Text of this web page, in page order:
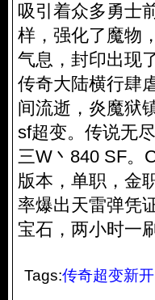
吸引着众多勇士
样，强化了魔物
气息，封印出现
传奇大陆横行肆
间流逝，炎魔狱
sf超变。传说无
三W丶840 SF。
版本，单职，金
率爆出天雷弹凭
宝石，两小时一
Tags:传奇超变新开